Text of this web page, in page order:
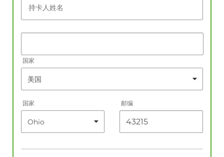
持卡人姓名
国家
国家 邮编